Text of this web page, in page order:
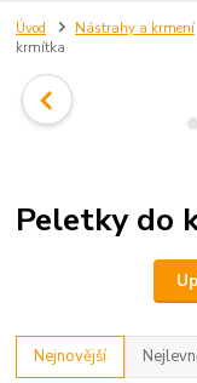
Úvod Nástrahy a krmení
krmítka
Peletky do
Nejnovější